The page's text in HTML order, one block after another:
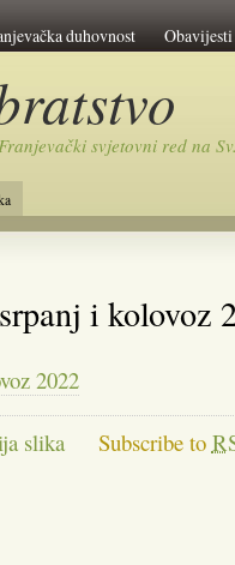
duhovnost Obavijesti
Franjevački svjetovni red na
i kolovoz
2022
slika Subscribe to